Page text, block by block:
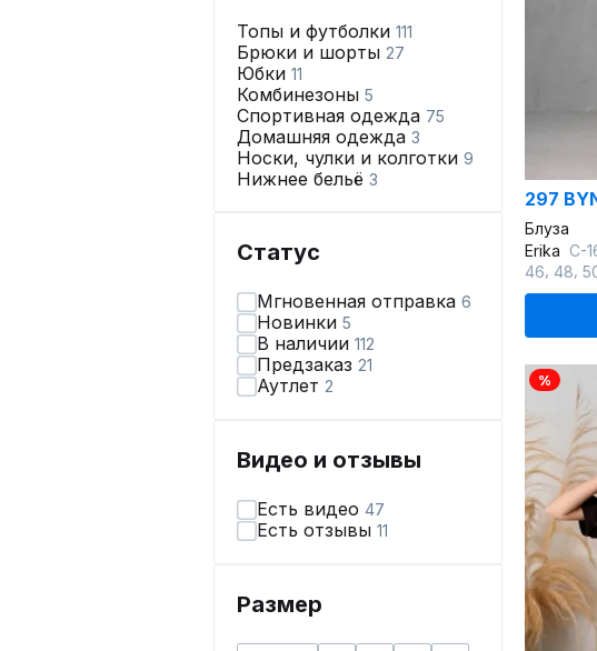
Топы и футболки 111
Брюки и шорты 27
Юбки 11
Комбинезоны 5
Спортивная одежда 75
Домашняя одежда 3
Носки, чулки и колготки 9
Нижнее бельё 3
Статус
Мгновенная отправка 6
Новинки 5
В наличии 112
Предзаказ 21
Аутлет 2
Видео и отзывы
Есть видео 47
Есть отзывы 11
Размер
297
Блуза
Erika С-
46 48
%